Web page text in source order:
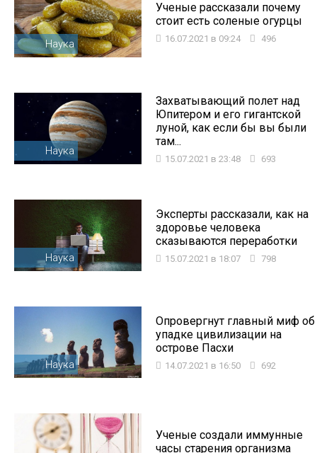
Наука
Ученые рассказали почему
стоит есть соленые огурцы
16.07.2021 в 09:24 496
Наука
Захватывающий полет над
Юпитером и его гигантской
луной, как если бы вы были
там...
15.07.2021 в 23:48 693
Наука
Эксперты рассказали, как на
здоровье человека
сказываются переработки
15.07.2021 в 18:07 798
Наука
Опровергнут главный миф об
упадке цивилизации на
острове Пасхи
14.07.2021 в 16:50 692
Ученые создали иммунные
часы старения организма